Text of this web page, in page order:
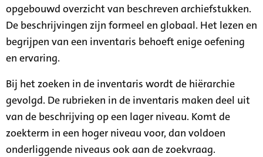
opgebouwd overzicht van beschreven archiefstukken.
De beschrijvingen zijn formeel en globaal. Het lezen en
begrijpen van een inventaris behoeft enige oefening
en ervaring.
Bij het zoeken in de inventaris wordt de hiërarchie
gevolgd. De rubrieken in de inventaris maken deel uit
van de beschrijving op een lager niveau. Komt de
zoekterm in een hoger niveau voor, dan voldoen
onderliggende niveaus ook aan de zoekvraag.